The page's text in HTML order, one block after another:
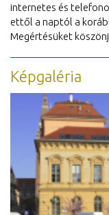
internetes és
ettől a naptól a
Megértésüket
Képgaléria